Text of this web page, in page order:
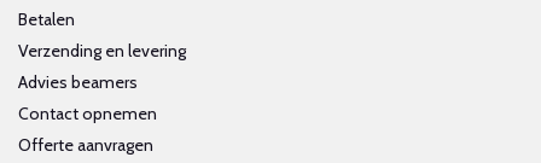
Betalen
Verzending en levering
Advies beamers
Contact opnemen
Offerte aanvragen